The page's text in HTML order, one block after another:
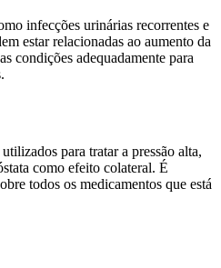
infecções urinárias recorrentes e
estar relacionadas ao aumento da
condições adequadamente para
para tratar a pressão alta,
como efeito colateral. É
todos os medicamentos que está